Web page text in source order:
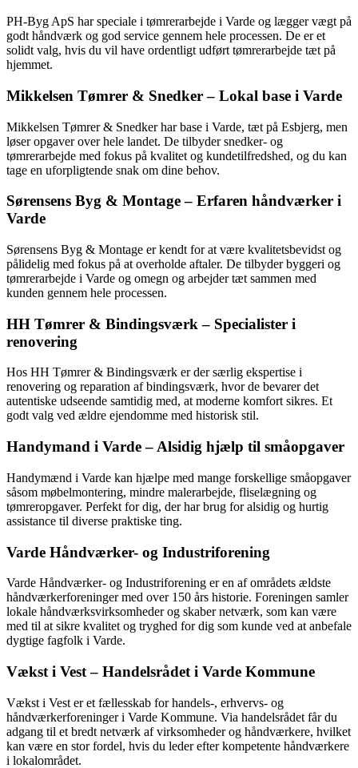
PH-Byg ApS har speciale i tømrerarbejde i Varde og lægger vægt på
godt håndværk og god service gennem hele processen. De er et
solidt valg, hvis du vil have ordentligt udført tømrerarbejde tæt på
hjemmet.
Mikkelsen Tømrer & Snedker – Lokal base i Varde
Mikkelsen Tømrer & Snedker har base i Varde, tæt på Esbjerg, men
løser opgaver over hele landet. De tilbyder snedker- og
tømrerarbejde med fokus på kvalitet og kundetilfredshed, og du kan
tage en uforpligtende snak om dine behov.
Sørensens Byg & Montage – Erfaren håndværker i
Varde
Sørensens Byg & Montage er kendt for at være kvalitetsbevidst og
pålidelig med fokus på at overholde aftaler. De tilbyder byggeri og
tømrerarbejde i Varde og omegn og arbejder tæt sammen med
kunden gennem hele processen.
HH Tømrer & Bindingsværk – Specialister i
renovering
Hos HH Tømrer & Bindingsværk er der særlig ekspertise i
renovering og reparation af bindingsværk, hvor de bevarer det
autentiske udseende samtidig med, at moderne komfort sikres. Et
godt valg ved ældre ejendomme med historisk stil.
Handymand i Varde – Alsidig hjælp til småopgaver
Handymænd i Varde kan hjælpe med mange forskellige småopgaver
såsom møbelmontering, mindre malerarbejde, fliselægning og
tømreropgaver. Perfekt for dig, der har brug for alsidig og hurtig
assistance til diverse praktiske ting.
Varde Håndværker- og Industriforening
Varde Håndværker- og Industriforening er en af områdets ældste
håndværkerforeninger med over 150 års historie. Foreningen samler
lokale håndværksvirksomheder og skaber netværk, som kan være
med til at sikre kvalitet og tryghed for dig som kunde ved at anbefale
dygtige fagfolk i Varde.
Vækst i Vest – Handelsrådet i Varde Kommune
Vækst i Vest er et fællesskab for handels-, erhvervs- og
håndværkerforeninger i Varde Kommune. Via handelsrådet får du
adgang til et bredt netværk af virksomheder og håndværkere, hvilket
kan være en stor fordel, hvis du leder efter kompetente håndværkere
i lokalområdet.